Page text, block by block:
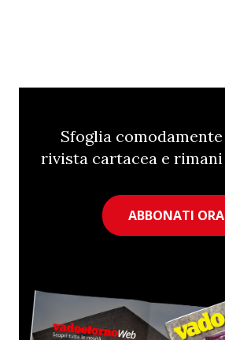
Sfoglia
rivista cartacea e
ABBONATI ORA